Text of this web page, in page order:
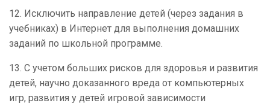
12. Исключить направление детей (через задания в
учебниках) в Интернет для выполнения домашних
заданий по школьной программе.
13. С учетом больших рисков для здоровья и развития
детей, научно доказанного вреда от компьютерных
игр, развития у детей игровой зависимости